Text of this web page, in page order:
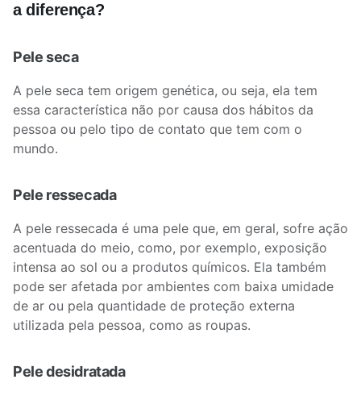
a diferença?
Pele seca
A pele seca tem origem genética, ou seja, ela tem
essa característica não por causa dos hábitos da
pessoa ou pelo tipo de contato que tem com o
mundo.
Pele ressecada
A pele ressecada é uma pele que, em geral, sofre ação
acentuada do meio, como, por exemplo, exposição
intensa ao sol ou a produtos químicos. Ela também
pode ser afetada por ambientes com baixa umidade
de ar ou pela quantidade de proteção externa
utilizada pela pessoa, como as roupas.
Pele desidratada